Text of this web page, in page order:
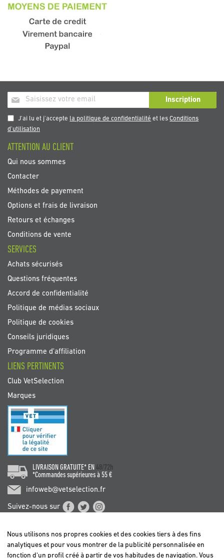
Inscription
à
notre
newsletter
Inscription
J'ai lu et j'accepte la politique de confidentialité et lesConditions
d'utilisation
ATTENTION AU CLIENT
Qui nous sommes
Contacter
Méthodes de payement
Options et frais de livraison
Retours et échanges
Conditions de vente
SERVICES
Achats sécurisés
Questions fréquentes
Accord de confidentialité
Politique de médias sociaux
Politique de cookies
Conseils juridiques
Programme d'affiliation
LIENS PERTINENTS
Club VetSelection
Marques
LIVRAISON GRATUITE* EN 48/72h
*Commandes supérieures à 55 €
infoweb@vetselection.fr
Suivez-nous sur
Nous utilisons nos propres cookies et des cookies tiers à des fins
analytiques et pour vous montrer de la publicité personnalisée en
fonction d'un profil créé à partir de vos habitudes de navigation. Vous